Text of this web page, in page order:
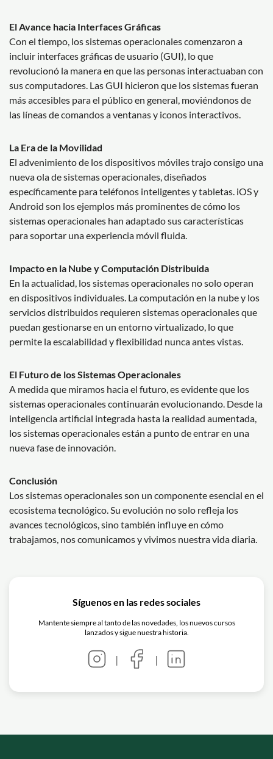
El Avance hacia Interfaces Gráficas
Con el tiempo, los sistemas operacionales comenzaron a
incluir interfaces gráficas de usuario (GUI), lo que
revolucionó la manera en que las personas interactuaban con
sus computadores. Las GUI hicieron que los sistemas fueran
más accesibles para el público en general, moviéndonos de
las líneas de comandos a ventanas y iconos interactivos.
La Era de la Movilidad
El advenimiento de los dispositivos móviles trajo consigo una
nueva ola de sistemas operacionales, diseñados
específicamente para teléfonos inteligentes y tabletas. iOS y
Android son los ejemplos más prominentes de cómo los
sistemas operacionales han adaptado sus características
para soportar una experiencia móvil fluida.
Impacto en la Nube y Computación Distribuida
En la actualidad, los sistemas operacionales no solo operan
en dispositivos individuales. La computación en la nube y los
servicios distribuidos requieren sistemas operacionales que
puedan gestionarse en un entorno virtualizado, lo que
permite la escalabilidad y flexibilidad nunca antes vistas.
El Futuro de los Sistemas Operacionales
A medida que miramos hacia el futuro, es evidente que los
sistemas operacionales continuarán evolucionando. Desde la
inteligencia artificial integrada hasta la realidad aumentada,
los sistemas operacionales están a punto de entrar en una
nueva fase de innovación.
Conclusión
Los sistemas operacionales son un componente esencial en el
ecosistema tecnológico. Su evolución no solo refleja los
avances tecnológicos, sino también influye en cómo
trabajamos, nos comunicamos y vivimos nuestra vida diaria.
Síguenos en las redes sociales
Mantente siempre al tanto de las novedades, los nuevos cursos
lanzados y sigue nuestra historia.
| |